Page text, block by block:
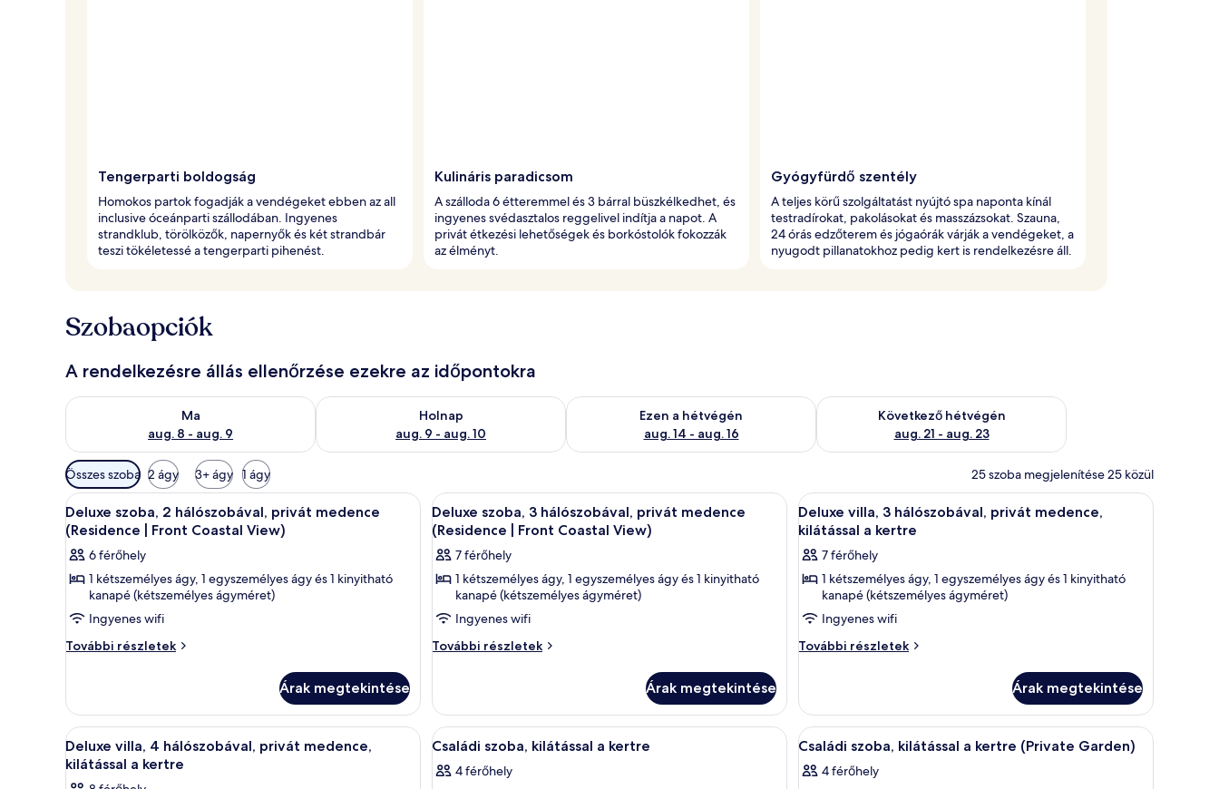
Tengerparti boldogság
Homokos partok fogadják a vendégeket ebben az all
inclusive óceánparti szállodában. Ingyenes
strandklub, törölközők, napernyők és két strandbár
teszi tökéletessé a tengerparti pihenést.
Kulináris paradicsom
A szálloda 6 étteremmel és 3 bárral büszkélkedhet, és
ingyenes svédasztalos reggelivel indítja a napot. A
privát étkezési lehetőségek és borkóstolók fokozzák
az élményt.
Gyógyfürdő szentély
A teljes körű szolgáltatást nyújtó spa naponta kínál
testradírokat, pakolásokat és masszázsokat. Szauna,
24 órás edzőterem és jógaórák várják a vendégeket, a
nyugodt pillanatokhoz pedig kert is rendelkezésre áll.
Szobaopciók
A rendelkezésre állás ellenőrzése ezekre az időpontokra
Ma
aug. 8 - aug. 9
A ma esti rendelkezésre állás ellenőrzése: aug. 8 - aug. 9
Holnap
aug. 9 - aug. 10
A holnapi rendelkezésre állás ellenőrzése: aug. 9 - aug. 10
Ezen a hétvégén
aug. 14 - aug. 16
A mostani hétvégi rendelkezésre állás ellenőrzése: aug. 14 - aug. 16
Következő hétvégén
aug. 21 - aug. 23
A következő hétvégi rendelkezésre állás ellenőrzése: aug. 21
Szobákhoz
rendelkezésre
álló
szűrők
Összes szoba 2 ágy 3+ ágy 1 ágy 25 szoba megjelenítése 25 közül
A
következő
szoba
összes
képének
megtekintése:
Deluxe
szoba,
privát
medence
(Residence
|
Egy modern nappali, melynek egyik fala kőből van, van benne egy kanapé, egy étkezősarok asztallal, és kilátás nyílik a szabadba.
17
Deluxe szoba, 2 hálószobával, privát medence
(Residence | Front Coastal View)
6 férőhely
1 kétszemélyes ágy, 1 egyszemélyes ágy és 1 kinyitható
kanapé (kétszemélyes ágyméret)
Ingyenes wifi
További részletek
Deluxe
privát
medence
(Residence
|
Árak megtekintése
A
következő
szoba
összes
képének
megtekintése:
Deluxe
szoba,
privát
medence
(Residence
Egy modern nappali, amelyben kanapé, dohányasztal található, és kilátás nyílik egy úszómedencére.
18
Deluxe szoba, 3 hálószobával, privát medence
(Residence | Front Coastal View)
7 férőhely
1 kétszemélyes ágy, 1 egyszemélyes ágy és 1 kinyitható
kanapé (kétszemélyes ágyméret)
Ingyenes wifi
További részletek
Deluxe
privát
medence
(Residence
Front
Árak megtekintése
A
következő
szoba
összes
képének
megtekintése:
Deluxe
villa,
privát
medence,
kilátással
a
Egy modern ház medencével, kültéri
8
Deluxe villa, 3 hálószobával, privát medence,
kilátással a kertre
7 férőhely
1 kétszemélyes ágy, 1 egyszemélyes ágy és 1 kinyitható
kanapé (kétszemélyes ágyméret)
Ingyenes wifi
További részletek
Deluxe
privát
medence,
kilátással
kertre
Árak megtekintése
A
következő
szoba
Egy modern ház medencével, kültéri ülőhellyel és kőből készült homlokzattal.
10
Deluxe villa, 4 hálószobával, privát medence,
kilátással a kertre
A
következő
szoba
Egy modern szállodaszoba, amelyben egy nagy ágy, egy lámpával ellátott íróasztal, egy szék, egy kis asztal
7
Családi szoba, kilátással a kertre
4 férőhely
A
következő
szoba
Egy modern szállodai szoba, amelyben egy
9
Családi szoba, kilátással a kertre (Private Garden)
4 férőhely